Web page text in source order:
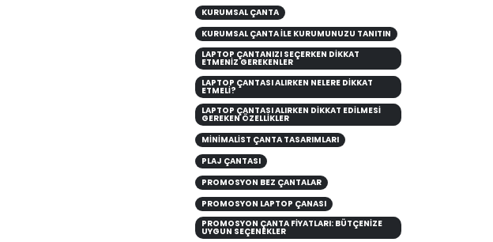
KURUMSAL ÇANTA
KURUMSAL ÇANTA ILE KURUMUNUZU TANITIN
LAPTOP ÇANTANIZI SEÇERKEN DIKKAT
ETMENIZ GEREKENLER
LAPTOP ÇANTASI ALIRKEN NELERE DİKKAT
ETMELİ?
LAPTOP ÇANTASI ALIRKEN DIKKAT EDILMESI
GEREKEN ÖZELLIKLER
MINIMALIST ÇANTA TASARIMLARI
PLAJ ÇANTASI
PROMOSYON BEZ ÇANTALAR
PROMOSYON LAPTOP ÇANASI
PROMOSYON ÇANTA FIYATLARI: BÜTÇENIZE
UYGUN SEÇENEKLER